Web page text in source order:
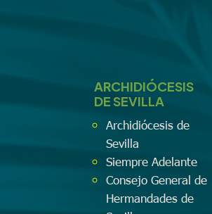
ARCHIDIÓCESIS
DE SEVILLA
Archidiócesis de
Sevilla
Siempre Adelante
Consejo General de
Hermandades de